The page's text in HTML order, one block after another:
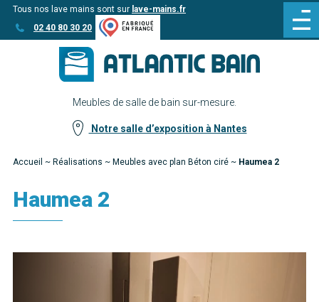
Aller
au
Aller au
contenu
Tous nos lave mains sont sur lave-mains.fr
02 40 80 30 20
Meubles de salle de bain sur-mesure.
Notre salle d’exposition à Nantes
Accueil ~ Réalisations ~ Meubles avec plan Béton ciré ~ Haumea 2
Haumea 2